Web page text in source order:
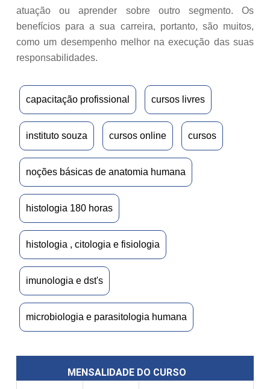
atuação ou aprender sobre outro segmento. Os
benefícios para a sua carreira, portanto, são muitos,
como um desempenho melhor na execução das suas
responsabilidades.
capacitação profissional cursos livres
instituto souza cursos online cursos
noções básicas de anatomia humana
histologia 180 horas
histologia , citologia e fisiologia
imunologia e dst's
microbiologia e parasitologia humana
MENSALIDADE DO CURSO